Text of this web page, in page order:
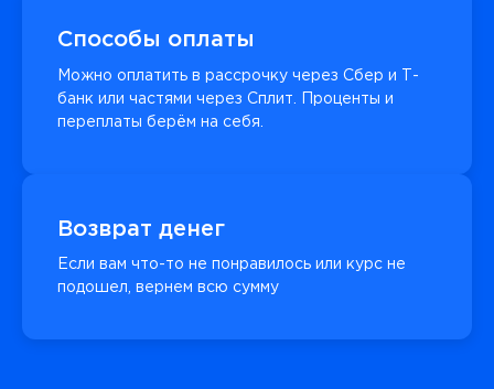
Способы оплаты
Можно оплатить в рассрочку через Сбер и Т-
банк или частями через Сплит. Проценты и
переплаты берём на себя.
Возврат денег
Если вам что-то не понравилось или курс не
подошел, вернем всю сумму